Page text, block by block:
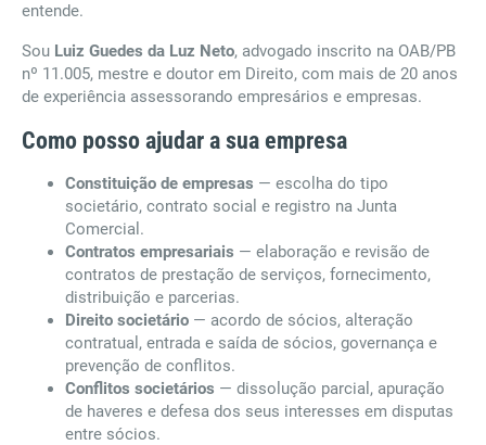
entende.
Sou Luiz Guedes da Luz Neto, advogado inscrito na OAB/PB
nº 11.005, mestre e doutor em Direito, com mais de 20 anos
de experiência assessorando empresários e empresas.
Como posso ajudar a sua empresa
Constituição de empresas — escolha do tipo
societário, contrato social e registro na Junta
Comercial.
Contratos empresariais — elaboração e revisão de
contratos de prestação de serviços, fornecimento,
distribuição e parcerias.
Direito societário — acordo de sócios, alteração
contratual, entrada e saída de sócios, governança e
prevenção de conflitos.
Conflitos societários — dissolução parcial, apuração
de haveres e defesa dos seus interesses em disputas
entre sócios.